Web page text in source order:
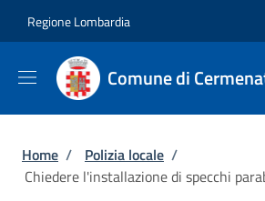
Regione Lombardia
Comune di
Briciole di pane
Home / Polizia locale /
Chiedere l'installazione di specchi